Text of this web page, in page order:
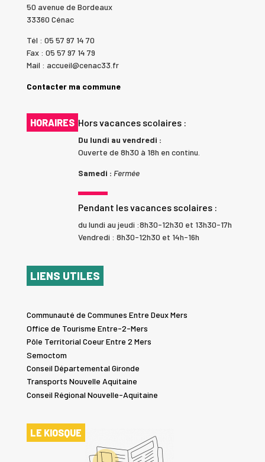
50 avenue de Bordeaux
33360 Cénac
Tél : 05 57 97 14 70
Fax : 05 57 97 14 79
Mail : accueil@cenac33.fr
Contacter ma commune
HORAIRES Hors vacances scolaires :
Du lundi au vendredi :
Ouverte de 8h30 à 18h en continu.
Samedi : Fermée
Pendant les vacances scolaires :
du lundi au jeudi :8h30-12h30 et 13h30-17h
Vendredi : 8h30-12h30 et 14h-16h
LIENS UTILES
Communauté de Communes Entre Deux Mers
Office de Tourisme Entre-2-Mers
Pôle Territorial Coeur Entre 2 Mers
Semoctom
Conseil Départemental Gironde
Transports Nouvelle Aquitaine
Conseil Régional Nouvelle-Aquitaine
LE KIOSQUE